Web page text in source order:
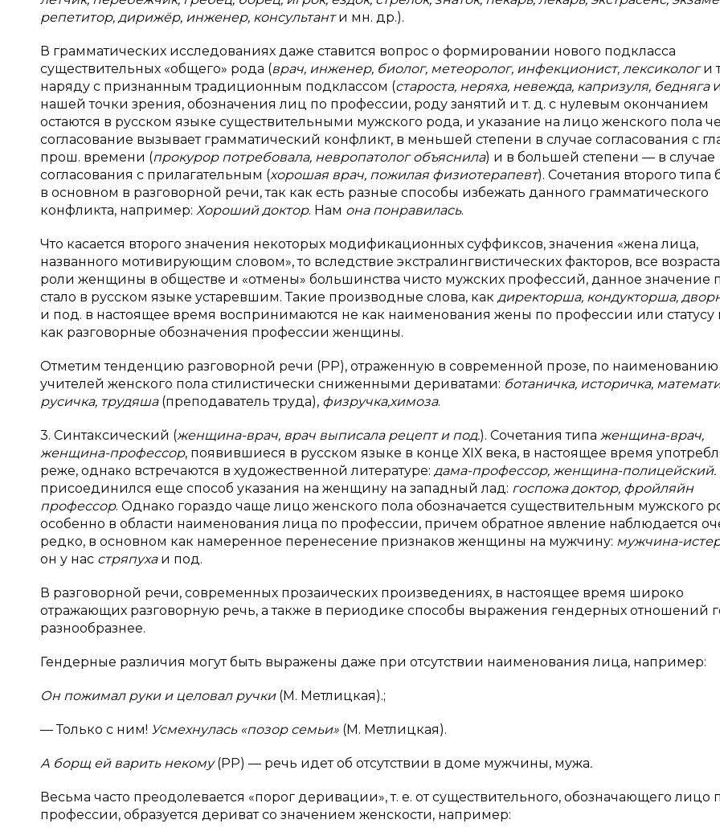
репетитор, дирижёр, инженер, консультанти мн. др.).
В грамматических исследованиях даже ставится вопрос о формировании нового подкласса
существительных «общего» рода (врач, инженер, биолог, метеоролог, инфекционист, лексикологи
наряду с признанным традиционным подклассом (староста, неряха, невежда, капризуля, беднягаи
нашей точки зрения, обозначения лиц по профессии, роду занятий и т. д. с нулевым окончанием
остаются в русском языке существительными мужского рода, и указание на лицо женского пола
согласование вызывает грамматический конфликт, в меньшей степени в случае согласования с
прош. времени (прокурор потребовала, невропатолог объяснила) и в большей степени — в случае
согласования с прилагательным (хорошая врач, пожилая физиотерапевт). Сочетания второго типа
в основном в разговорной речи, так как есть разные способы избежать данного грамматического
конфликта, например: Хороший доктор. Нам она понравилась.
Что касается второго значения некоторых модификационных суффиксов, значения «жена лица,
названного мотивирующим словом», то вследствие экстралингвистических факторов, все
роли женщины в обществе и «отмены» большинства чисто мужских профессий, данное значение
стало в русском языке устаревшим. Такие производные слова, как директорша, кондукторша,
и под. в настоящее время воспринимаются не как наименования жены по профессии или статусу
как разговорные обозначения профессии женщины.
Отметим тенденцию разговорной речи (РР), отраженную в современной прозе, по наименованию
учителей женского пола стилистически сниженными дериватами: ботаничка, историчка,
русичка, трудяша(преподаватель труда), физручка,химоза.
3. Синтаксический (женщина-врач, врач выписала рецепт и под.). Сочетания типа женщина-врач,
женщина-профессор, появившиеся в русском языке в конце ХIХ века, в настоящее время
реже, однако встречаются в художественной литературе: дама-профессор, женщина-полицейский.
присоединился еще способ указания на женщину на западный лад: госпожа доктор, фройляйн
профессор. Однако гораздо чаще лицо женского пола обозначается существительным мужского
особенно в области наименования лица по профессии, причем обратное явление наблюдается
редко, в основном как намеренное перенесение признаков женщины на мужчину: мужчина-
он у нас стряпуха и под.
В разговорной речи, современных прозаических произведениях, в настоящее время широко
отражающих разговорную речь, а также в периодике способы выражения гендерных отношений
разнообразнее.
Гендерные различия могут быть выражены даже при отсутствии наименования лица, например:
Он пожимал руки и целовал ручки (М. Метлицкая).;
— Только с ним! Усмехнулась «позор семьи» (М. Метлицкая).
А борщ ей варить некому(РР) — речь идет об отсутствии в доме мужчины, мужа.
Весьма часто преодолевается «порог деривации», т. е. от существительного, обозначающего лицо
профессии, образуется дериват со значением женскости, например: